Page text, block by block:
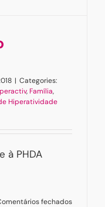
| Categories:
,Família,
Hiperatividade
à PHDA
fechadosem